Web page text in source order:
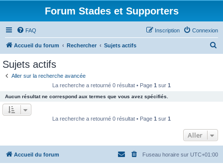
Forum Stades et Supporters
FAQ Connexion
Inscription
Accueil du forum Rechercher Sujets actifs
e
r
Sujets actifs
Aller sur la recherche avancée
La recherche a retourné 0 résultat • Page 1 sur 1
Aucun résultat ne correspond aux termes que vous avez spécifiés.
La recherche a retourné 0 résultat • Page 1 sur 1
Aller
Accueil du forum Fuseau horaire sur UTC+01:00